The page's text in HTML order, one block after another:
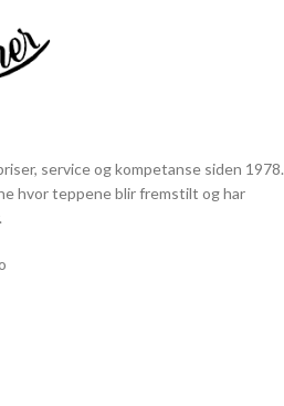
service og kompetanse siden 1978.
hvor teppene blir fremstilt og har